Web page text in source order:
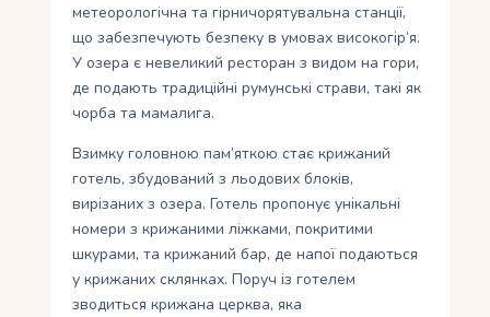
метеорологічна та гірничорятувальна станції,
що забезпечують безпеку в умовах високогір’я.
У озера є невеликий ресторан з видом на гори,
де подають традиційні румунські страви, такі як
чорба та мамалига.
Взимку головною пам’яткою стає крижаний
готель, збудований з льодових блоків,
вирізаних з озера. Готель пропонує унікальні
номери з крижаними ліжками, покритими
шкурами, та крижаний бар, де напої подаються
у крижаних склянках. Поруч із готелем
зводиться крижана церква, яка